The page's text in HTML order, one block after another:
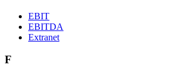
EBIT
EBITDA
Extranet
F